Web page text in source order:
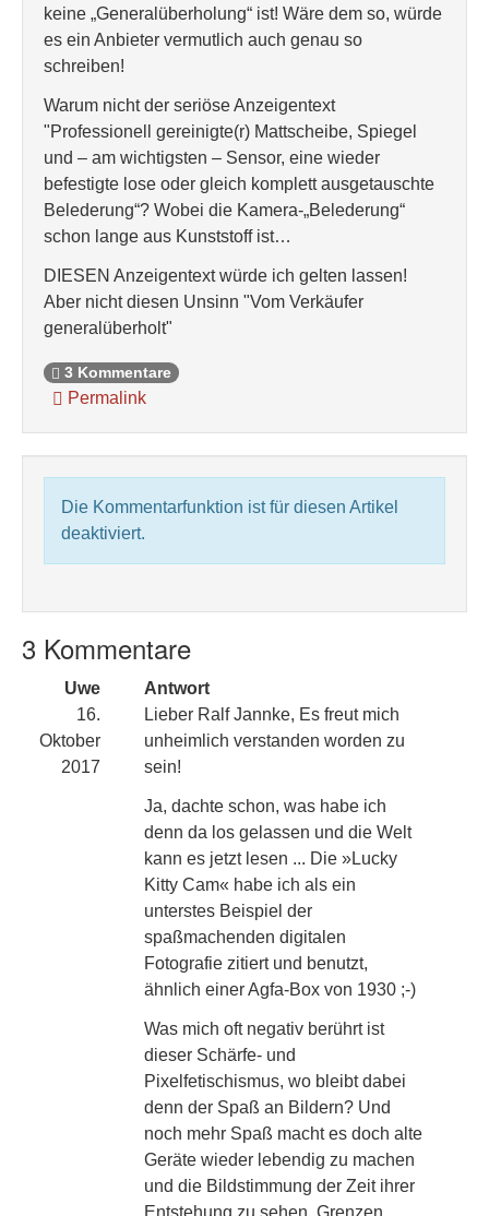
keine „Generalüberholung“ ist! Wäre dem so, würde
es ein Anbieter vermutlich auch genau so
schreiben!
Warum nicht der seriöse Anzeigentext
"Professionell gereinigte(r) Mattscheibe, Spiegel
und – am wichtigsten – Sensor, eine wieder
befestigte lose oder gleich komplett ausgetauschte
Belederung“? Wobei die Kamera-„Belederung“
schon lange aus Kunststoff ist…
DIESEN Anzeigentext würde ich gelten lassen!
Aber nicht diesen Unsinn "Vom Verkäufer
generalüberholt"
3 Kommentare
Permalink
Die Kommentarfunktion ist für diesen Artikel
deaktiviert.
3 Kommentare
Uwe
16.
Oktober
2017
Antwort
Lieber Ralf Jannke, Es freut mich
unheimlich verstanden worden zu
sein!
Ja, dachte schon, was habe ich
denn da los gelassen und die Welt
kann es jetzt lesen ... Die »Lucky
Kitty Cam« habe ich als ein
unterstes Beispiel der
spaßmachenden digitalen
Fotografie zitiert und benutzt,
ähnlich einer Agfa-Box von 1930 ;-)
Was mich oft negativ berührt ist
dieser Schärfe- und
Pixelfetischismus, wo bleibt dabei
denn der Spaß an Bildern? Und
noch mehr Spaß macht es doch alte
Geräte wieder lebendig zu machen
und die Bildstimmung der Zeit ihrer
Entstehung zu sehen, Grenzen